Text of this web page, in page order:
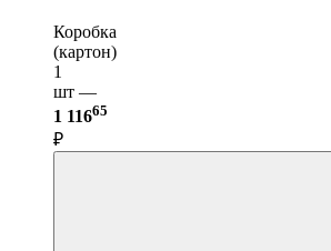
Коробка
(картон)
1
шт —
1 11665
₽